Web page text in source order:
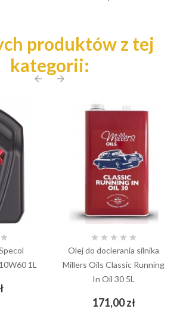
produktów z tej
kategorii:
arrow_back arrow_forward

1L
Cena
    
Olej do docierania silnika
Millers Oils Classic Running
In Oil 30 5L
171,00 złCena